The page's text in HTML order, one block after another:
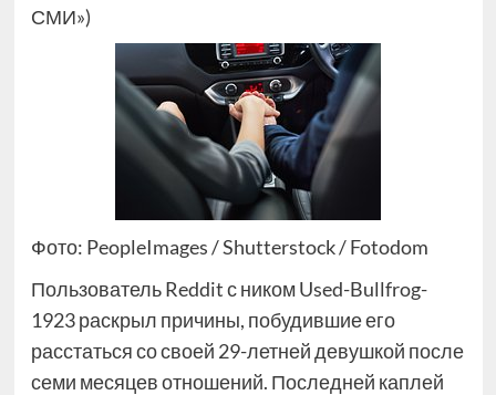
СМИ»)
Фото: PeopleImages / Shutterstock / Fotodom
Пользователь Reddit с ником Used-Bullfrog-
1923 раскрыл причины, побудившие его
расстаться со своей 29-летней девушкой после
семи месяцев отношений. Последней каплей